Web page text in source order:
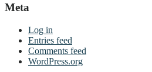
Meta
Log in
Entries feed
Comments feed
WordPress.org